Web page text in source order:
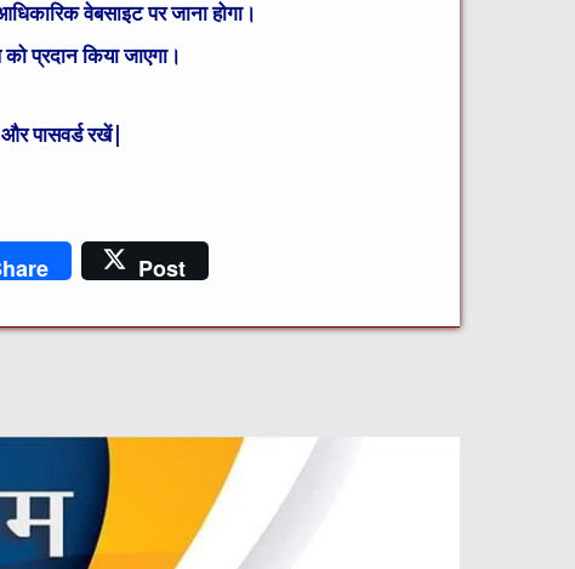
वेबसाइट पर जाना होगा।
प्रदान किया जाएगा।
पासवर्ड रखें|
Post